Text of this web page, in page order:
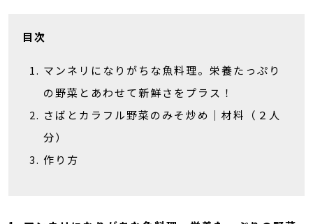
目次
マンネリになりがちな魚料理。栄養たっぷり
の野菜とあわせて新鮮さをプラス！
さばとカラフル野菜のみそ炒め｜材料（２人
分）
作り方